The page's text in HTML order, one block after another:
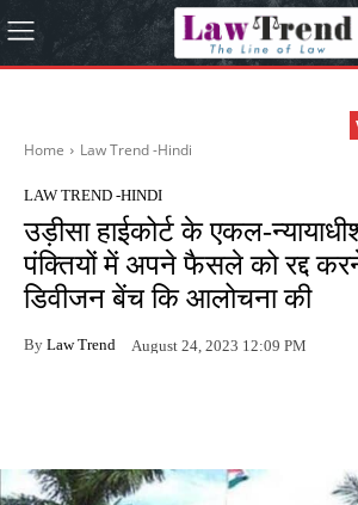
Home Law Trend -Hindi
LAW TREND -HINDI
उड़ीसा हाईकोर्ट के एकल-
पंक्तियों में अपने फैसले को रद्द
डिवीजन बेंच कि आलोचना की
By Law Trend August 24, 2023 12:09 PM